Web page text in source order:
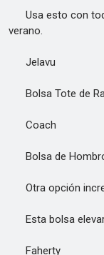
Usa esto con
verano.
Jelavu
Bolsa Tote de
Coach
Bolsa de
Otra opción
Esta bolsa
Faherty